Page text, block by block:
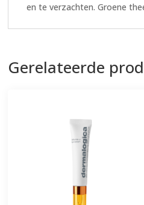
en te verzachten. Groene
Gerelateerde